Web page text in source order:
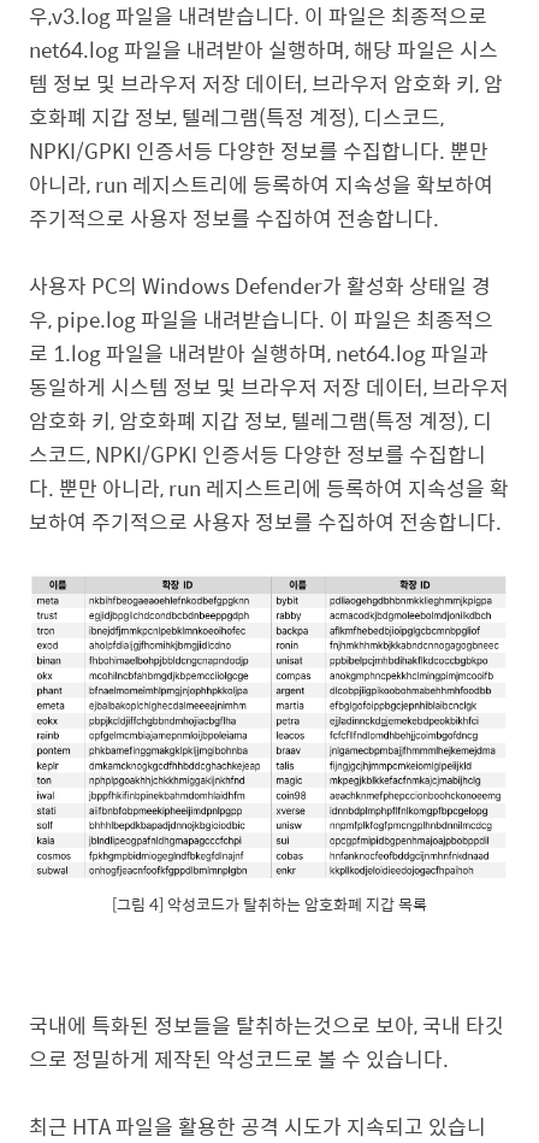
우,v3.log 파일을 내려받습니다. 이 파일은 최종적으로
net64.log 파일을 내려받아 실행하며, 해당 파일은 시스
템 정보 및 브라우저 저장 데이터, 브라우저 암호화 키, 암
호화폐 지갑 정보, 텔레그램(특정 계정), 디스코드,
NPKI/GPKI 인증서등 다양한 정보를 수집합니다. 뿐만
아니라, run 레지스트리에 등록하여 지속성을 확보하여
주기적으로 사용자 정보를 수집하여 전송합니다.
사용자 PC의 Windows Defender가 활성화 상태일 경
우, pipe.log 파일을 내려받습니다. 이 파일은 최종적으
로 1.log 파일을 내려받아 실행하며, net64.log 파일과
동일하게 시스템 정보 및 브라우저 저장 데이터, 브라우저
암호화 키, 암호화폐 지갑 정보, 텔레그램(특정 계정), 디
스코드, NPKI/GPKI 인증서등 다양한 정보를 수집합니
다. 뿐만 아니라, run 레지스트리에 등록하여 지속성을 확
보하여 주기적으로 사용자 정보를 수집하여 전송합니다.
[그림 4] 악성코드가 탈취하는 암호화폐 지갑 목록
국내에 특화된 정보들을 탈취하는것으로 보아, 국내 타깃
으로 정밀하게 제작된 악성코드로 볼 수 있습니다.
최근 HTA 파일을 활용한 공격 시도가 지속되고 있습니